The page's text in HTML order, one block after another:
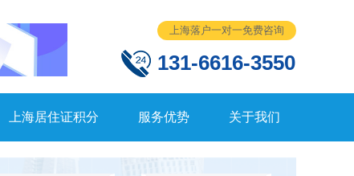
上海落户一对一免费咨询
131-6616-3550
上海居住证积分 服务优势 关于我们